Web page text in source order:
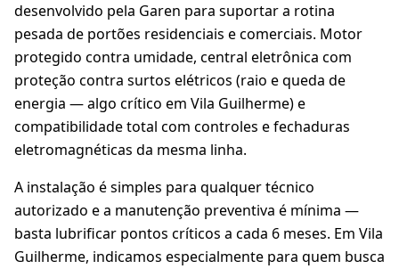
desenvolvido pela Garen para suportar a rotina
pesada de portões residenciais e comerciais. Motor
protegido contra umidade, central eletrônica com
proteção contra surtos elétricos (raio e queda de
energia — algo crítico em Vila Guilherme) e
compatibilidade total com controles e fechaduras
eletromagnéticas da mesma linha.
A instalação é simples para qualquer técnico
autorizado e a manutenção preventiva é mínima —
basta lubrificar pontos críticos a cada 6 meses. Em Vila
Guilherme, indicamos especialmente para quem busca